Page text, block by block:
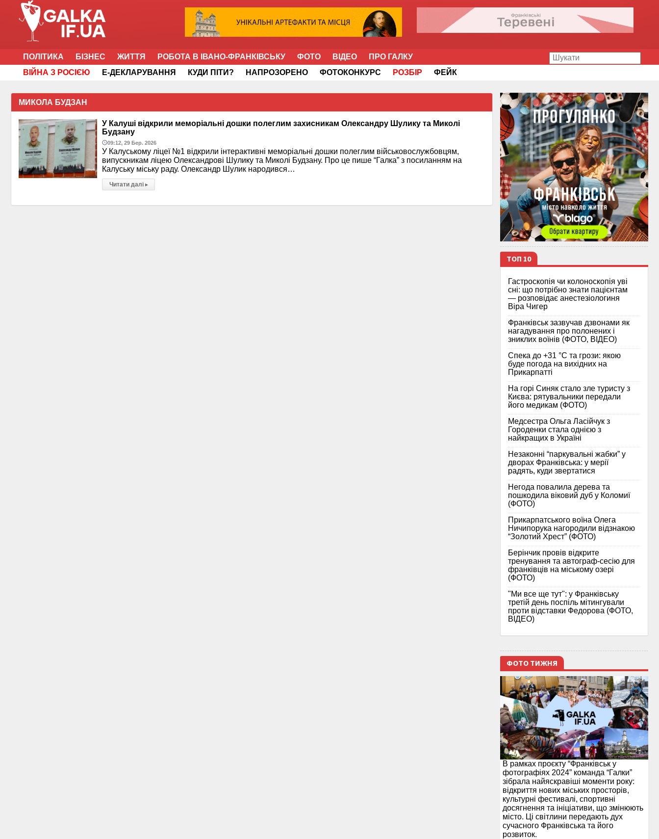
ПОЛІТИКА БІЗНЕС ЖИТТЯ РОБОТА В ІВАНО-ФРАНКІВСЬКУ ФОТО ВІДЕО
ПРО ГАЛКУ
ВІЙНА З РОСІЄЮ
Е-ДЕКЛАРУВАННЯ КУДИ ПІТИ? НАПРОЗОРЕНО ФОТОКОНКУРС РОЗБІР ФЕЙК
МИКОЛА БУДЗАН
У Калуші відкрили меморіальні дошки полеглим захисникам Олександру Шулику та Миколі
Будзану
09:12, 29 Бер. 2026
У Калуському ліцеї №1 відкрили інтерактивні меморіальні дошки полеглим військовослужбовцям,
випускникам ліцею Олександрові Шулику та Миколі Будзану. Про це пише “Галка” з посиланням на
Калуську міську раду. Олександр Шулик народився…
Читати далі ▸
ТОП 10
Гастроскопія чи колоноскопія уві
сні: що потрібно знати пацієнтам
— розповідає анестезіологиня
Віра Чигер
Франківськ зазвучав дзвонами як
нагадування про полонених і
зниклих воїнів (ФОТО, ВІДЕО)
Спека до +31 °C та грози: якою
буде погода на вихідних на
Прикарпатті
На горі Синяк стало зле туристу з
Києва: рятувальники передали
його медикам (ФОТО)
Медсестра Ольга Ласійчук з
Городенки стала однією з
найкращих в Україні
Незаконні “паркувальні жабки” у
дворах Франківська: у мерії
радять, куди звертатися
Негода повалила дерева та
пошкодила віковий дуб у Коломиї
(ФОТО)
Прикарпатського воїна Олега
Ничипорука нагородили відзнакою
“Золотий Хрест” (ФОТО)
Берінчик провів відкрите
тренування та автограф-сесію для
франківців на міському озері
(ФОТО)
"Ми все ще тут": у Франківську
третій день поспіль мітингували
проти відставки Федорова (ФОТО,
ВІДЕО)
ФОТО ТИЖНЯ
В рамках проєкту “Франківськ у
фотографіях 2024” команда “Галки”
зібрала найяскравіші моменти року:
відкриття нових міських просторів,
культурні фестивалі, спортивні
досягнення та ініціативи, що змінюють
місто. Ці світлини передають дух
сучасного Франківська та його
розвиток.